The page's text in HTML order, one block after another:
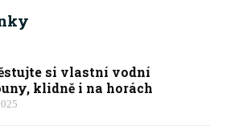
si vlastní vodní
klidně i na horách